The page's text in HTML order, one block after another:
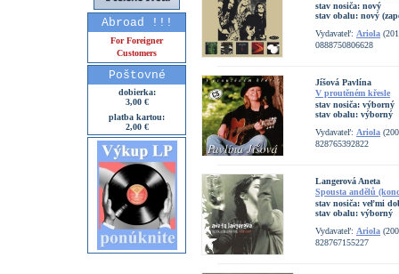
Abroad !!!
For Foreigner
Customers
Poštovné
dobierka:
3,00 €
platba kartou:
2,00 €
stav nosiča: nový
stav obalu: nový
Vydavateľ: Ariola
0888750806628
Jíšová Pavlína
V proutěném křesle
stav nosiča: výborný
stav obalu: výborný
Vydavateľ: Ariola
828765392822
Langerová Aneta
Spousta andělů
stav nosiča: veľmi
stav obalu: výborný
Vydavateľ: Ariola
828767155227